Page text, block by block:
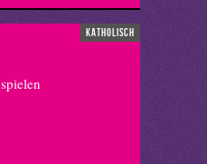
katholisch